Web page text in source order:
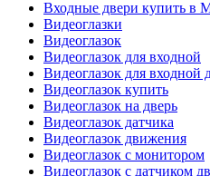
Входные двери купить в
Видеоглазки
Видеоглазок
Видеоглазок для входной
Видеоглазок для входной
Видеоглазок купить
Видеоглазок на дверь
Видеоглазок датчика
Видеоглазок движения
Видеоглазок с монитором
Видеоглазок с датчиком